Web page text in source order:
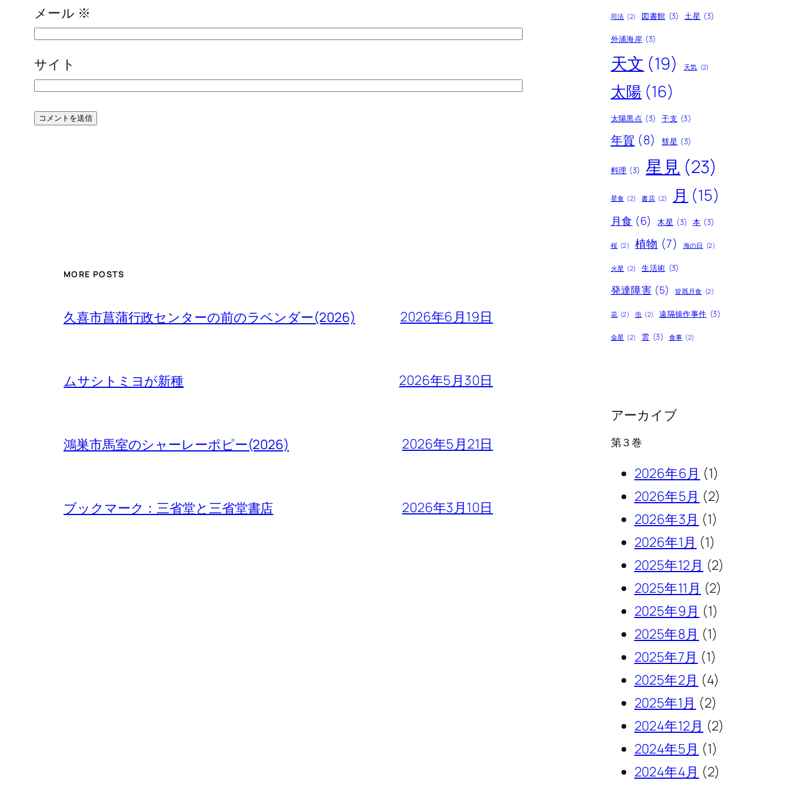
メール ※
サイト
MORE POSTS
久喜市菖蒲行政センターの前のラベンダー(2026) 2026年6月19日
ムサシトミヨが新種 2026年5月30日
鴻巣市馬室のシャーレーポピー(2026) 2026年5月21日
ブックマーク：三省堂と三省堂書店 2026年3月10日
司法 (2) 図書館 (3) 土星 (3)
外浦海岸 (3)
天文 (19) 天気 (2)
太陽 (16)
太陽黒点 (3) 干支 (3)
年賀 (8) 彗星 (3)
料理 (3) 星見 (23)
星食 (2) 書店 (2) 月 (15)
月食 (6) 木星 (3) 本 (3)
桜 (2) 植物 (7) 海の日 (2)
火星 (2) 生活術 (3)
発達障害 (5) 皆既月食 (2)
花 (2) 虫 (2) 遠隔操作事件 (3)
金星 (2) 雲 (3) 食事 (2)
アーカイブ
第３巻
2026年6月 (1)
2026年5月 (2)
2026年3月 (1)
2026年1月 (1)
2025年12月 (2)
2025年11月 (2)
2025年9月 (1)
2025年8月 (1)
2025年7月 (1)
2025年2月 (4)
2025年1月 (2)
2024年12月 (2)
2024年5月 (1)
2024年4月 (2)